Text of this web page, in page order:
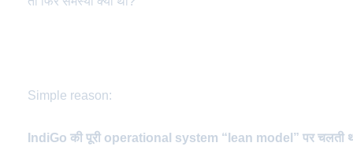
Simple reason:
IndiGo की पूरी operational system “lean model” पर चलती